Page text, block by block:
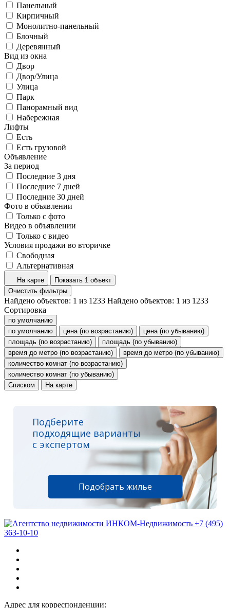
Панельный
Кирпичный
Монолитно-панельный
Блочный
Деревянный
Вид из окна
Двор
Двор/Улица
Улица
Парк
Панорамный вид
Набережная
Лифты
Есть
Есть грузовой
Объявление
За период
Последние 3 дня
Последние 7 дней
Последние 30 дней
Фото в объявлении
Только с фото
Видео в объявлении
Только с видео
Условия продажи во вторичке
Свободная
Альтернативная
На карте
Показать 1 объект
Очистить фильтры
Найдено объектов: 1 из 1233 Найдено объектов: 1 из 1233
Сортировка
по умолчанию
по умолчанию
цена (по возрастанию)
цена (по убыванию)
площадь (по возрастанию)
площадь (по убыванию)
время до метро (по возрастанию)
время до метро (по убыванию)
количество комнат (по возрастанию)
количество комнат (по убыванию)
Списком
На карте
Подберите
подходящие варианты
с экспертом
Подобрать жилье
+7 (495)
363-10-10
Адрес для корреспонденции: